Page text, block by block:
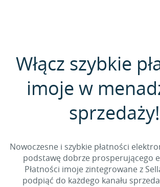
Włącz szybkie
imoje w
sprzedaży!
Nowoczesne i szybkie płatności
podstawę dobrze prosperującego
Płatności imoje zintegrowane z
podpiąć do każdego kanału